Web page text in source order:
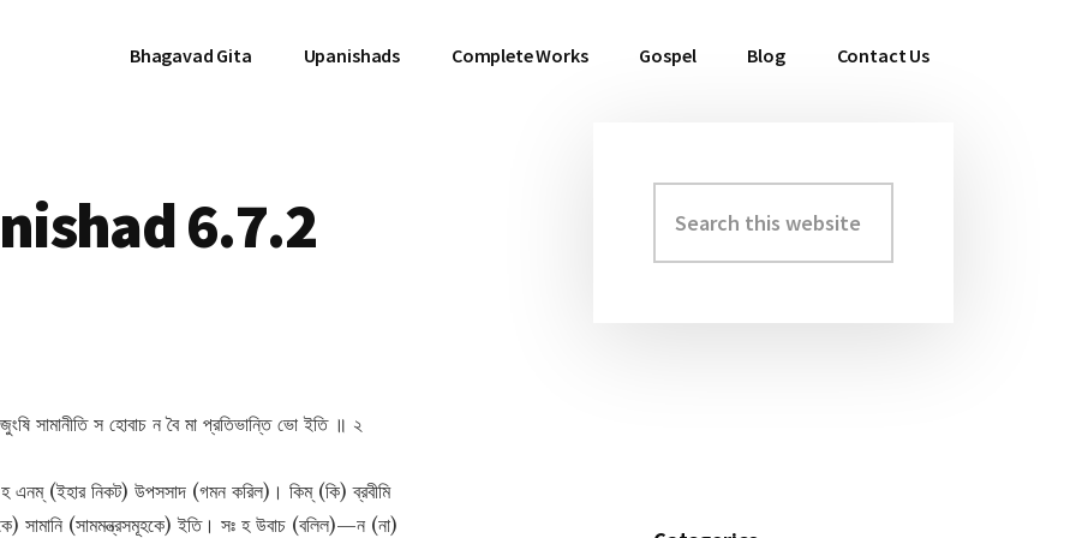
Bhagavad Gita Upanishads Complete Works Gospel Blog Contact Us
6.7.2
সামানীতি স হোবাচ ন বৈ মা প্রতিভান্তি ভো ইতি ॥ ২
(ইহার নিকট) উপসসাদ (গমন করিল)। কিম্ (কি) ব্রবীমি
সামানি (সামমন্ত্রসমূহকে) ইতি। সঃ হ উবাচ (বলিল)—ন (না)
Primary
Sidebar
this
website